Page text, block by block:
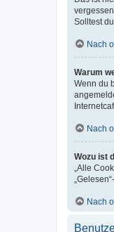
Solltest
Nach
Warum
Wenn du
Nach
Wozu ist
„Alle
Nach